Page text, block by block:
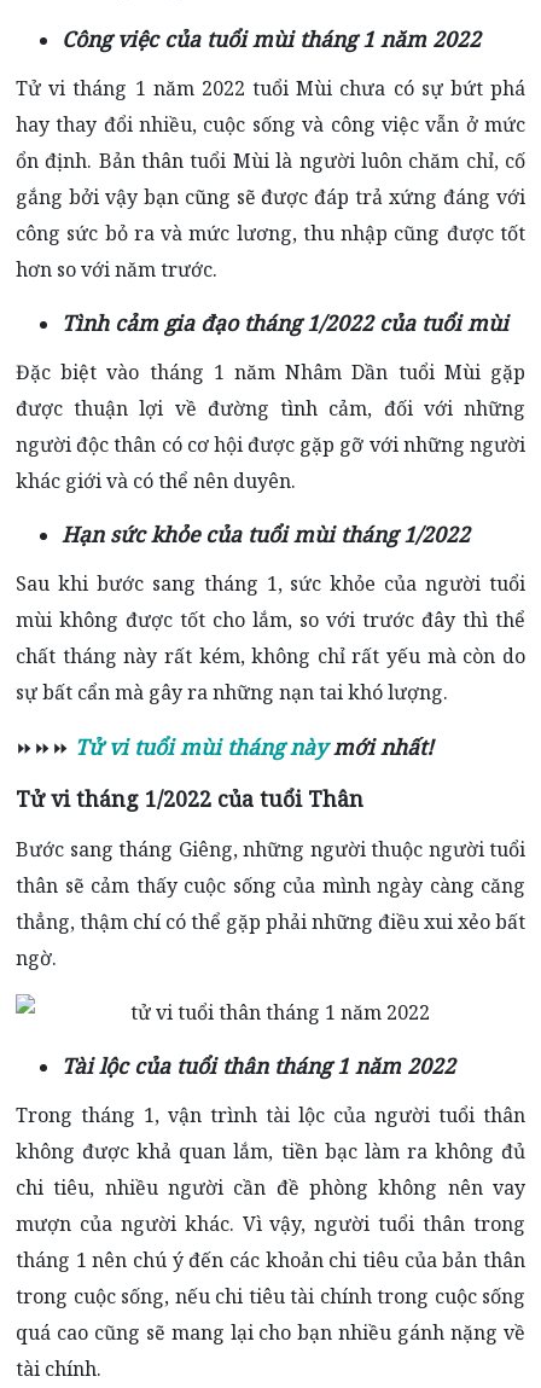
Công việc của tuổi mùi tháng 1 năm 2022
Tử vi tháng 1 năm 2022 tuổi Mùi chưa có sự bứt phá
hay thay đổi nhiều, cuộc sống và công việc vẫn ở mức
ổn định. Bản thân tuổi Mùi là người luôn chăm chỉ, cố
gắng bởi vậy bạn cũng sẽ được đáp trả xứng đáng với
công sức bỏ ra và mức lương, thu nhập cũng được tốt
hơn so với năm trước.
Tình cảm gia đạo tháng 1/2022 của tuổi mùi
Đặc biệt vào tháng 1 năm Nhâm Dần tuổi Mùi gặp
được thuận lợi về đường tình cảm, đối với những
người độc thân có cơ hội được gặp gỡ với những người
khác giới và có thể nên duyên.
Hạn sức khỏe của tuổi mùi tháng 1/2022
Sau khi bước sang tháng 1, sức khỏe của người tuổi
mùi không được tốt cho lắm, so với trước đây thì thể
chất tháng này rất kém, không chỉ rất yếu mà còn do
sự bất cẩn mà gây ra những nạn tai khó lượng.
⏩⏩⏩ Tử vi tuổi mùi tháng nàymới nhất!
Tử vi tháng 1/2022 của tuổi Thân
Bước sang tháng Giêng, những người thuộc người tuổi
thân sẽ cảm thấy cuộc sống của mình ngày càng căng
thẳng, thậm chí có thể gặp phải những điều xui xẻo bất
ngờ.
Tài lộc của tuổi thân tháng 1 năm 2022
Trong tháng 1, vận trình tài lộc của người tuổi thân
không được khả quan lắm, tiền bạc làm ra không đủ
chi tiêu, nhiều người cần đề phòng không nên vay
mượn của người khác. Vì vậy, người tuổi thân trong
tháng 1 nên chú ý đến các khoản chi tiêu của bản thân
trong cuộc sống, nếu chi tiêu tài chính trong cuộc sống
quá cao cũng sẽ mang lại cho bạn nhiều gánh nặng về
tài chính.